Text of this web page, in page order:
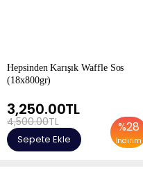
Hepsinden Karışık Waffle Sos
(18x800gr)
%28
İndirim
3,250.00TL
4,500.00TL
Sepete Ekle